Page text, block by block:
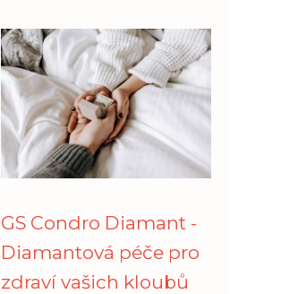
GS Condro Diamant -
Diamantová péče pro
zdraví vašich kloubů